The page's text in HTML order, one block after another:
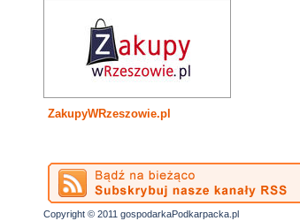
ZakupyWRzeszowie.pl
Copyright © 2011 gospodarkaPodkarpacka.pl